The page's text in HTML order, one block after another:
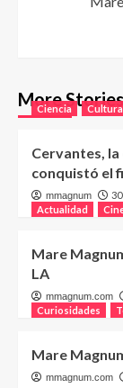
More Stories
Ciencia Cultura
Cervantes,
conquistó el
mmagnum
Actualidad
Mare
LA
mmagnum.com
Curiosidades
Mare
mmagnum.com